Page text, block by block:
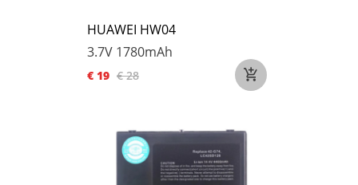
HUAWEI HW04
3.7V 1780mAh
€ 19 € 28